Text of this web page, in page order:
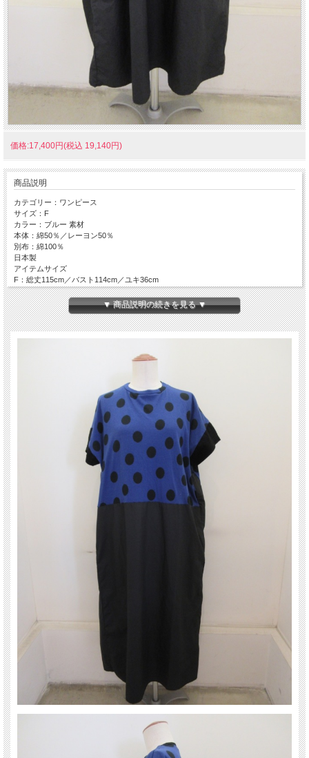
価格:17,400円(税込 19,140円)
商品説明
カテゴリー：ワンピース
サイズ：F
カラー：ブルー 素材
本体：綿50％／レーヨン50％
別布：綿100％
日本製
アイテムサイズ
F：総丈115cm／バスト114cm／ユキ36cm
手洗い可
▼ 商品説明の続きを見る ▼